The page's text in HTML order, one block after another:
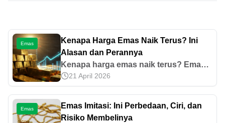
Emas
Kenapa Harga Emas Naik Terus? Ini
Alasan dan Perannya
Kenapa harga emas naik terus? Emas
termasuk aset berharga dan bisa
terpengaruh oleh inflasi serta kondisi
cadangan devisa negara. Pelajari
selengkapnya!
21 April 2026
Emas
Emas Imitasi: Ini Perbedaan, Ciri, dan
Risiko Membelinya